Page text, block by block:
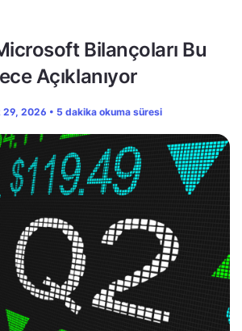
Bilançoları Bu
Açıklanıyor
29, 2026 • 5 dakika okuma süresi